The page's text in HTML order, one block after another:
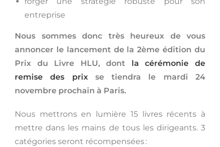
entreprise
Nous sommes donc très heureux de vous
annoncer le lancement de la 2ème édition du
Prix du Livre HLU, dont
la cérémonie de
remise des prixse tiendra le mardi 24
novembre prochain à Paris.
Nous mettrons en lumière 15 livres récents à
mettre dans les mains de tous les dirigeants. 3
catégories seront récompensées :